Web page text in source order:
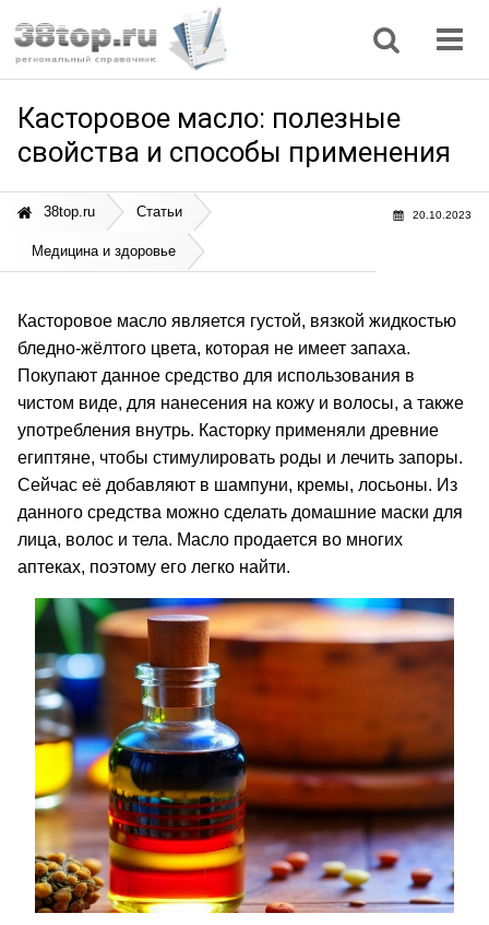
Касторовое масло: полезные
свойства и способы применения
20.10.2023
38top.ru Статьи
Медицина и здоровье
Касторовое масло является густой, вязкой жидкостью
бледно-жёлтого цвета, которая не имеет запаха.
Покупают данное средство для использования в
чистом виде, для нанесения на кожу и волосы, а также
употребления внутрь. Касторку применяли древние
египтяне, чтобы стимулировать роды и лечить запоры.
Сейчас её добавляют в шампуни, кремы, лосьоны. Из
данного средства можно сделать домашние маски для
лица, волос и тела. Масло продается во многих
аптеках, поэтому его легко найти.